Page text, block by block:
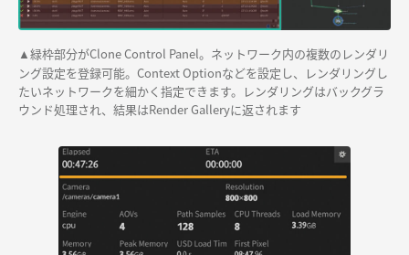
▲ 緑枠部分がClone Control Panel。ネットワーク内の複数のレンダリ
ング設定を登録可能。Context Optionなどを設定し、レンダリングし
たいネットワークを細かく指定できます。レンダリングはバックグラ
ウンド処理され、結果はRender Galleryに返されます